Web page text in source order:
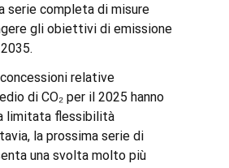
serie completa di misure
gli obiettivi di emissione
relative
di CO₂ per il 2025 hanno
limitata flessibilità
la prossima serie di
una svolta molto più